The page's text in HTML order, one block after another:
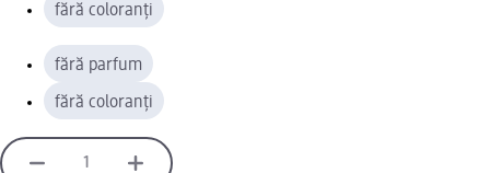
fără coloranți
fără parfum
fără coloranți